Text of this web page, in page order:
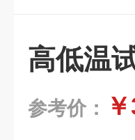
高低温
参考价：